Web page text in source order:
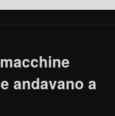
andavano a